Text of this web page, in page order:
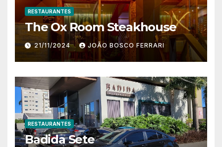
RESTAURANTES
The Ox Room Steakhouse
21/11/2024 JOÃO BOSCO FERRARI
RESTAURANTES
Badida Sete